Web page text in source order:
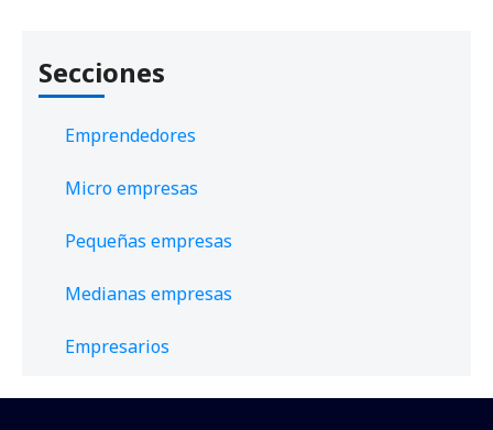
Secciones
Emprendedores
Micro empresas
Pequeñas empresas
Medianas empresas
Empresarios